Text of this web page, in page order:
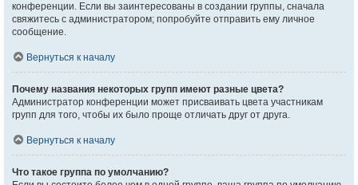
конференции. Если вы заинтересованы в создании группы, сначала
свяжитесь с администратором; попробуйте отправить ему личное
сообщение.
Вернуться к началу
Почему названия некоторых групп имеют разные цвета?
Администратор конференции может присваивать цвета участникам
групп для того, чтобы их было проще отличать друг от друга.
Вернуться к началу
Что такое группа по умолчанию?